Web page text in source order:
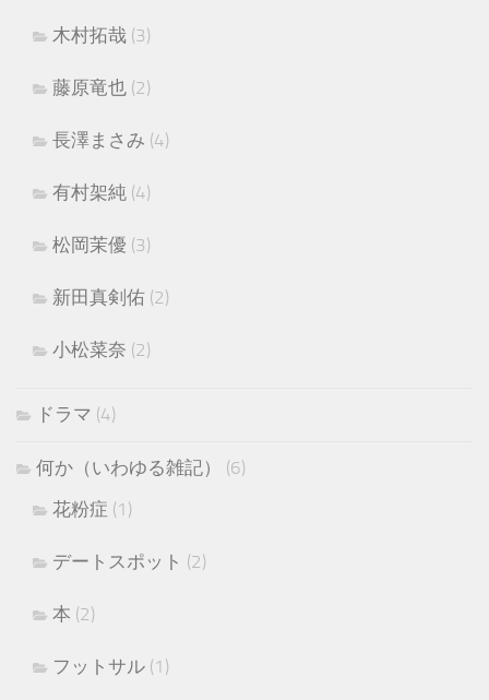
木村拓哉 (3)
藤原竜也 (2)
長澤まさみ (4)
有村架純 (4)
松岡茉優 (3)
新田真剣佑 (2)
小松菜奈 (2)
ドラマ (4)
何か（いわゆる雑記）
(6)
花粉症 (1)
デートスポット (2)
本 (2)
フットサル (1)